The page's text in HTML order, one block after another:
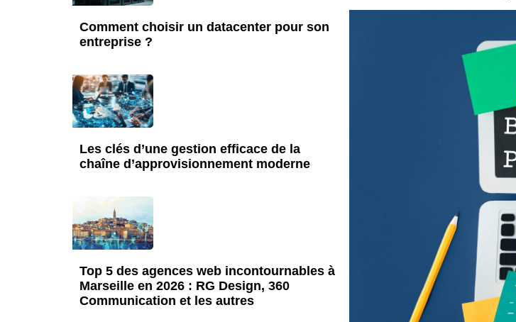
Comment choisir un datacenter pour son
entreprise ?
Les clés d’une gestion efficace de la
chaîne d’approvisionnement moderne
Top 5 des agences web incontournables à
Marseille en 2026 : RG Design, 360
Communication et les autres